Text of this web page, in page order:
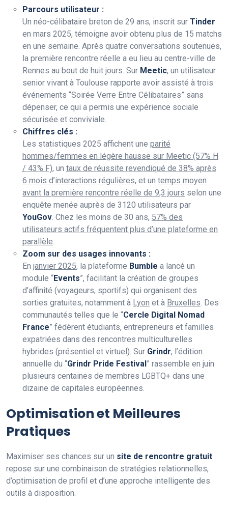
Parcours utilisateur :
Un néo-célibataire breton de 29 ans, inscrit sur Tinder
en mars 2025, témoigne avoir obtenu plus de 15 matchs
en une semaine. Après quatre conversations soutenues,
la première rencontre réelle a eu lieu au centre-ville de
Rennes au bout de huit jours. Sur Meetic, un utilisateur
senior vivant à Toulouse rapporte avoir assisté à trois
événements “Soirée Verre Entre Célibataires” sans
dépenser, ce qui a permis une expérience sociale
sécurisée et conviviale.
Chiffres clés :
Les statistiques 2025 affichent une parité
hommes/femmes en légère hausse sur Meetic (57% H
/ 43% F), un taux de réussite revendiqué de 38% après
6 mois d’interactions régulières, et un temps moyen
avant la première rencontre réelle de 9,3 jours selon une
enquête menée auprès de 3120 utilisateurs par
YouGov. Chez les moins de 30 ans, 57% des
utilisateurs actifs fréquentent plus d’une plateforme en
parallèle.
Zoom sur des usages innovants :
En janvier 2025, la plateforme Bumble a lancé un
module “Events”, facilitant la création de groupes
d’affinité (voyageurs, sportifs) qui organisent des
sorties gratuites, notamment à Lyon et à Bruxelles. Des
communautés telles que le “Cercle Digital Nomad
France” fédèrent étudiants, entrepreneurs et familles
expatriées dans des rencontres multiculturelles
hybrides (présentiel et virtuel). Sur Grindr, l’édition
annuelle du “Grindr Pride Festival ” rassemble en juin
plusieurs centaines de membres LGBTQ+ dans une
dizaine de capitales européennes.
Optimisation et Meilleures
Pratiques
Maximiser ses chances sur un site de rencontre gratuit
repose sur une combinaison de stratégies relationnelles,
d’optimisation de profil et d’une approche intelligente des
outils à disposition.